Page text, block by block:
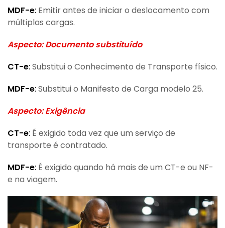
MDF-e: Emitir antes de iniciar o deslocamento com
múltiplas cargas.
Aspecto: Documento substituído
CT-e: Substitui o Conhecimento de Transporte físico.
MDF-e: Substitui o Manifesto de Carga modelo 25.
Aspecto: Exigência
CT-e: É exigido toda vez que um serviço de
transporte é contratado.
MDF-e: É exigido quando há mais de um CT-e ou NF-
e na viagem.